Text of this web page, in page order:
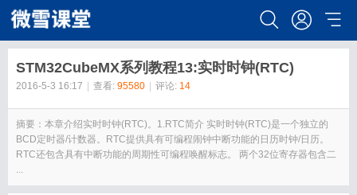
STM32CubeMX系列教程13:实时时钟(RTC)
2016-5-3 16:17 查看: 95580 评论: 14
摘要：本章介绍实时时钟(RTC)。1.RTC简介 实时时钟(RTC)是一个独立的
BCD定时器/计数器。RTC提供具有可编程闹钟中断功能的日历时钟/日历。
RTC还包含具有中断功能的周期性可编程唤醒标志。 两个32位寄存器包含二
...